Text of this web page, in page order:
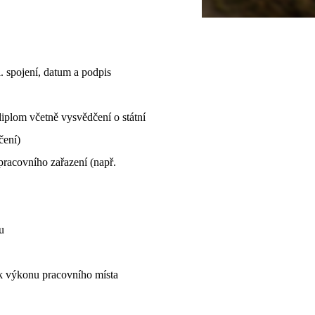
datum a podpis
včetně vysvědčení o státní
zařazení (např.
pracovního místa